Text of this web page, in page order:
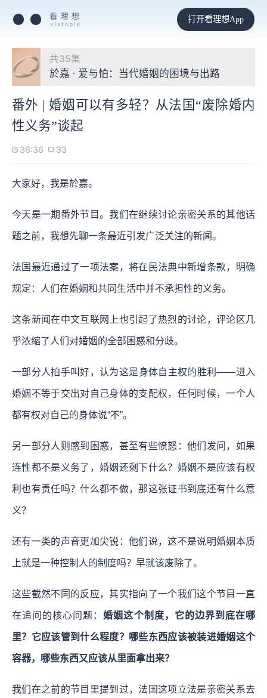
打开看理想App
共35集
於嘉 · 爱与怕：当代婚姻的困境与出路
番外 | 婚姻可以有多轻？从法国“废除婚内
性义务”谈起
36:36 33
大家好，我是於嘉。
今天是一期番外节目。我们在继续讨论亲密关系的其他话
题之前，我想先聊一条最近引发广泛关注的新闻。
法国最近通过了一项法案，将在民法典中新增条款，明确
规定：人们在婚姻和共同生活中并不承担性的义务。
这条新闻在中文互联网上也引起了热烈的讨论，评论区几
乎浓缩了人们对婚姻的全部困惑和分歧。
一部分人拍手叫好，认为这是身体自主权的胜利——进入
婚姻不等于交出对自己身体的支配权，任何时候，一个人
都有权对自己的身体说“不”。
另一部分人则感到困惑，甚至有些愤怒：他们发问，如果
连性都不是义务了，婚姻还剩下什么？婚姻不是应该有权
利也有责任吗？什么都不做，那这张证书到底还有什么意
义？
还有一类的声音更加尖锐：他们说，这不是说明婚姻本质
上就是一种控制人的制度吗？早就该废除了。
这些截然不同的反应，其实指向了一个我们这个节目一直
在追问的核心问题：婚姻这个制度，它的边界到底在哪
里？它应该管到什么程度？哪些东西应该被装进婚姻这个
容器，哪些东西又应该从里面拿出来？
我们在之前的节目里提到过，法国这项立法是亲密关系去